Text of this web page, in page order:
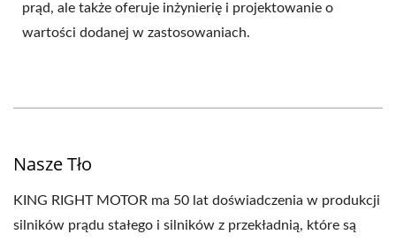
prąd, ale także oferuje inżynierię i projektowanie o
wartości dodanej w zastosowaniach.
Nasze Tło
KING RIGHT MOTOR ma 50 lat doświadczenia w produkcji
silników prądu stałego i silników z przekładnią, które są